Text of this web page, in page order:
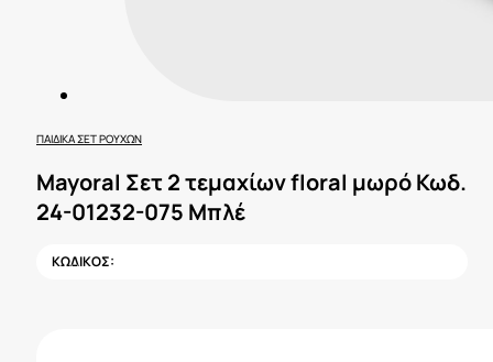
ΠΑΙΔΙΚΆ ΣΕΤ ΡΟΎΧΩΝ
Mayoral Σετ 2 τεμαχίων floral μωρό Κωδ.
24-01232-075 Μπλέ
ΚΩΔΙΚΟΣ: